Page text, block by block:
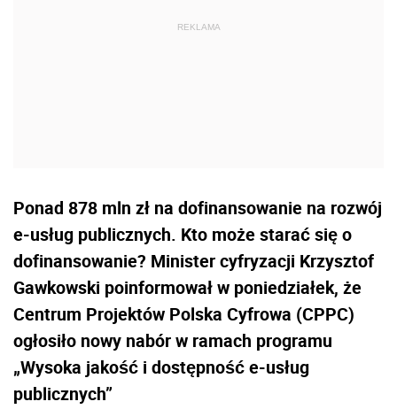
Ponad 878 mln zł na dofinansowanie na rozwój
e-usług publicznych. Kto może starać się o
dofinansowanie? Minister cyfryzacji Krzysztof
Gawkowski poinformował w poniedziałek, że
Centrum Projektów Polska Cyfrowa (CPPC)
ogłosiło nowy nabór w ramach programu
„Wysoka jakość i dostępność e-usług
publicznych”